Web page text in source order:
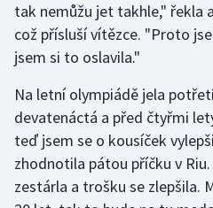
Házená
Jezdectví
Judo
Krasobruslení
Lezení
tak nemůžu jet takhle," řekla
což přísluší vítězce. "Proto
jsem si to oslavila."
Na letní olympiádě jela
devatenáctá a před čtyřmi
teď jsem se o kousíček
zhodnotila pátou příčku v
zestárla a trošku se zlepšila.